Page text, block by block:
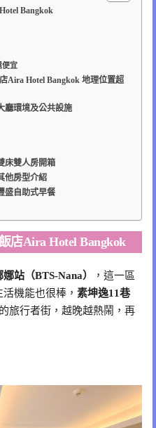
Bangkok
便宜
Aira Hotel Bangkok 地理位置超
廳環境及公共設施
床雙人房開箱
他房型介紹
盛自助式早餐
店Aira Hotel Bangkok
站（BTS-Nana）
，這一區
機能也很棒， 素坤逸11巷
旅行者街，越晚越熱鬧，再